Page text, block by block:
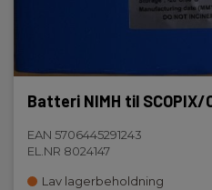
Batteri NIMH til SCOPIX/
EAN 5706445291243
EL.NR 8024147
Lav lagerbeholdning